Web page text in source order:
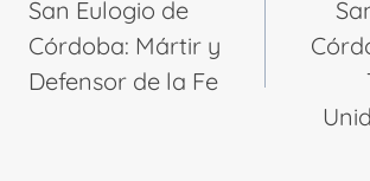
entradas
San Eulogio de
Córdoba: Mártir y
Defensor de la Fe